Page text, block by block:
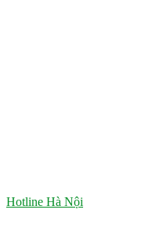
Hotline Hà Nội